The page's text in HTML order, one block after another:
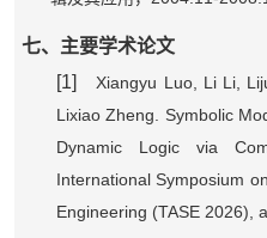
七、主要学术论文
[1]
Xiangyu Luo, Li Li,
Lixiao Zheng. Symbolic
Dynamic Logic via
International Symposium
Engineering (TASE 2026),